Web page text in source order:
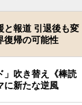
と報道 引退後も変
復帰の可能性
」吹き替え《棒読
に新たな逆風